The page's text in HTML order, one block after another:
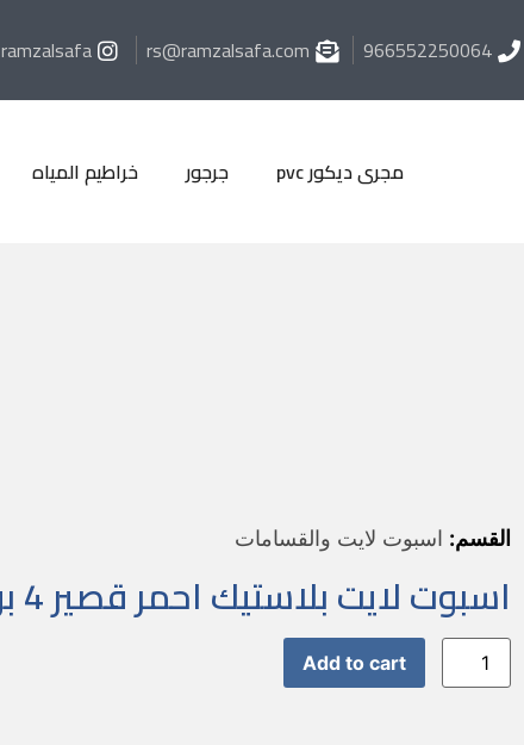
966552250064
rs@ramzalsafa.com
ramzalsafa
مجرى ديكور pvc جرجور خراطيم المياه
القسم: اسبوت لايت والقسامات
اسبوت لايت بلاستيك احمر قصير 4 بوصة
Add to cart